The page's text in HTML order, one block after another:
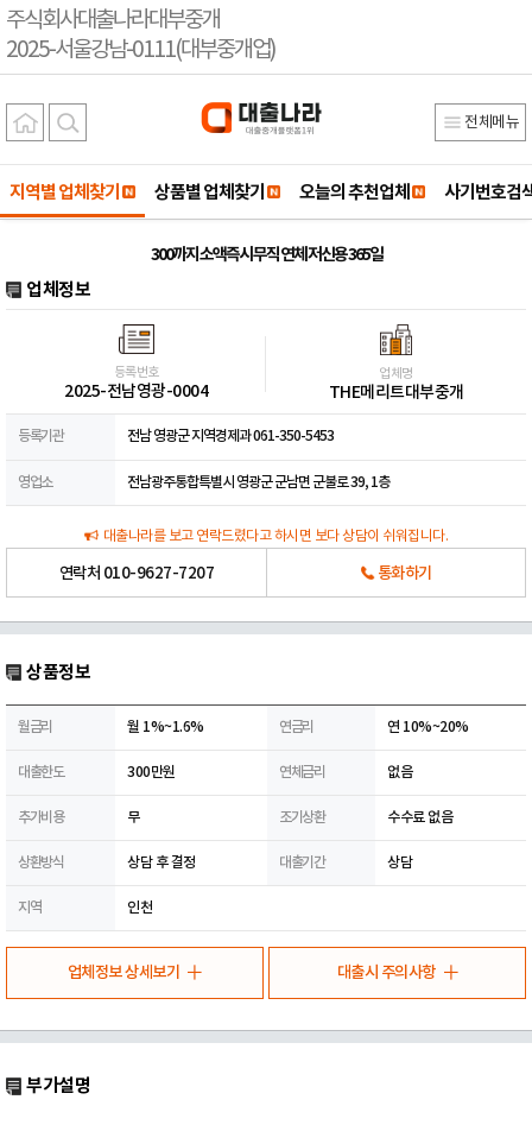
주식회사대출나라대부중개
2025-서울강남-0111(대부중개업)
전체메뉴
지역별 업체찾기 상품별 업체찾기 오늘의 추천업체 사기번호검
300까지 소액즉시 무직 연체 저신용 365일
업체정보
등록번호
2025-전남영광-0004
업체명
THE메리트대부중개
등록기관 전남 영광군 지역경제과 061-350-5453
영업소 전남광주통합특별시 영광군 군남면 군불로 39, 1층
대출나라를 보고 연락드렸다고 하시면 보다 상담이 쉬워집니다.
연락처 010-9627-7207 통화하기
상품정보
월금리 월 1%~1.6% 연금리 연 10%~20%
대출한도 300만원 연체금리 없음
추가비용 무 조기상환 수수료 없음
상환방식 상담 후 결정 대출기간 상담
지역 인천
업체정보 상세보기 대출시 주의사항
부가설명